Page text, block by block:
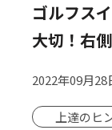
ゴルフス
大切！右
2022年09月28
上達のヒ